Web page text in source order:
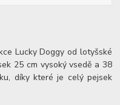
Lucky Doggy od lotyšské
25 cm vysoký vsedě a 38
díky které je celý pejsek